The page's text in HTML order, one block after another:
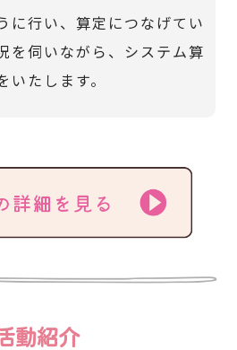
に行い、算定につなげてい
を伺いながら、システム算
たします。
動紹介